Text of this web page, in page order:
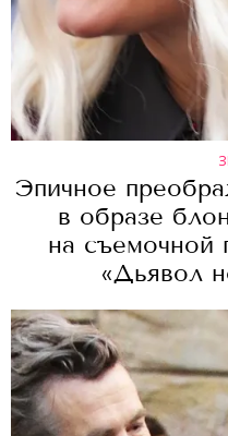
Эпичное
в образе
на съемочной
«Дьявол